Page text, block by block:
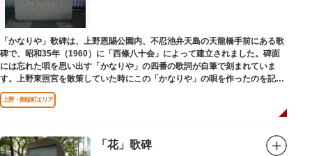
「かなりや」歌碑は、上野恩賜公園内、不忍池弁天島の天龍橋手前にある歌
碑で、昭和35年（1960）に「西條八十会」によって建立されました。碑面
には忘れた唄を思い出す「かなりや」の四番の歌詞が自筆で刻まれていま
す。上野東照宮を散策していた時にこの「かなりや」の唄を作ったのを記念
してこの地に建てられました。
上野・御徒町エリア
「花」歌碑